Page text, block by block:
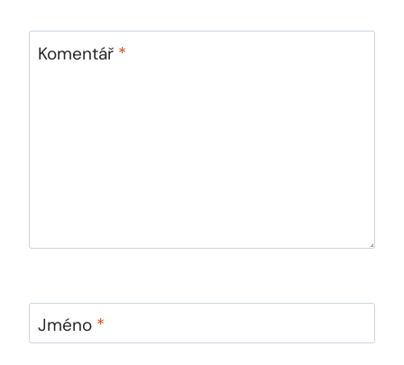
Komentář *
Jméno *